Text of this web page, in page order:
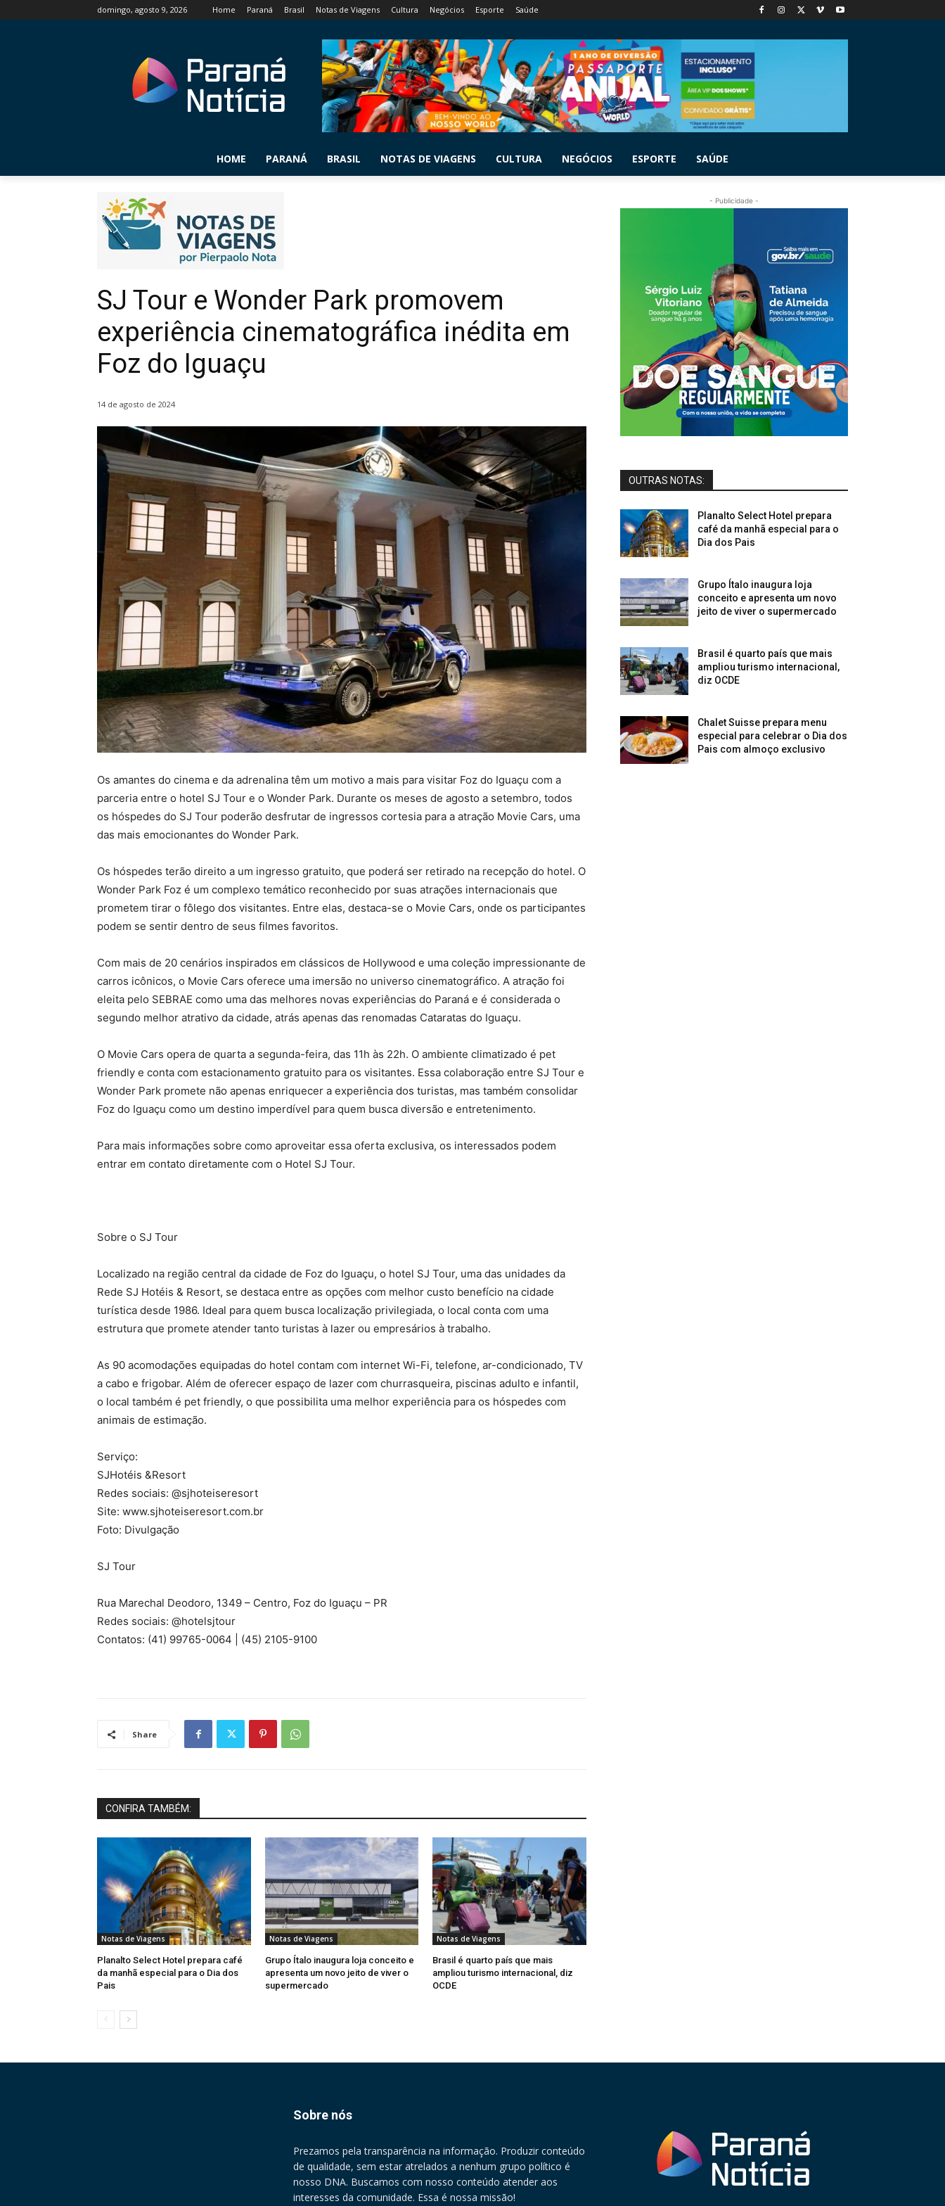
domingo, agosto 9, 2026 Home Paraná Brasil Notas de Viagens Cultura Negócios Esporte Saúde
HOME PARANÁ BRASIL NOTAS DE VIAGENS CULTURA NEGÓCIOS ESPORTE SAÚDE
SJ Tour e Wonder Park promovem
experiência cinematográfica inédita em
Foz do Iguaçu
14 de agosto de 2024
Os amantes do cinema e da adrenalina têm um motivo a mais para visitar Foz do Iguaçu com a
parceria entre o hotel SJ Tour e o Wonder Park. Durante os meses de agosto a setembro, todos
os hóspedes do SJ Tour poderão desfrutar de ingressos cortesia para a atração Movie Cars, uma
das mais emocionantes do Wonder Park.
Os hóspedes terão direito a um ingresso gratuito, que poderá ser retirado na recepção do hotel. O
Wonder Park Foz é um complexo temático reconhecido por suas atrações internacionais que
prometem tirar o fôlego dos visitantes. Entre elas, destaca-se o Movie Cars, onde os participantes
podem se sentir dentro de seus filmes favoritos.
Com mais de 20 cenários inspirados em clássicos de Hollywood e uma coleção impressionante de
carros icônicos, o Movie Cars oferece uma imersão no universo cinematográfico. A atração foi
eleita pelo SEBRAE como uma das melhores novas experiências do Paraná e é considerada o
segundo melhor atrativo da cidade, atrás apenas das renomadas Cataratas do Iguaçu.
O Movie Cars opera de quarta a segunda-feira, das 11h às 22h. O ambiente climatizado é pet
friendly e conta com estacionamento gratuito para os visitantes. Essa colaboração entre SJ Tour e
Wonder Park promete não apenas enriquecer a experiência dos turistas, mas também consolidar
Foz do Iguaçu como um destino imperdível para quem busca diversão e entretenimento.
Para mais informações sobre como aproveitar essa oferta exclusiva, os interessados podem
entrar em contato diretamente com o Hotel SJ Tour.
Sobre o SJ Tour
Localizado na região central da cidade de Foz do Iguaçu, o hotel SJ Tour, uma das unidades da
Rede SJ Hotéis & Resort, se destaca entre as opções com melhor custo benefício na cidade
turística desde 1986. Ideal para quem busca localização privilegiada, o local conta com uma
estrutura que promete atender tanto turistas à lazer ou empresários à trabalho.
As 90 acomodações equipadas do hotel contam com internet Wi-Fi, telefone, ar-condicionado, TV
a cabo e frigobar. Além de oferecer espaço de lazer com churrasqueira, piscinas adulto e infantil,
o local também é pet friendly, o que possibilita uma melhor experiência para os hóspedes com
animais de estimação.
Serviço:
SJHotéis &Resort
Redes sociais: @sjhoteiseresort
Site: www.sjhoteiseresort.com.br
Foto: Divulgação
SJ Tour
Rua Marechal Deodoro, 1349 – Centro, Foz do Iguaçu – PR
Redes sociais: @hotelsjtour
Contatos: (41) 99765-0064 | (45) 2105-9100
Share
CONFIRA TAMBÉM:
Notas de Viagens
Planalto Select Hotel prepara café
da manhã especial para o Dia dos
Pais
Notas de Viagens
Grupo Ítalo inaugura loja conceito e
apresenta um novo jeito de viver o
supermercado
Notas de Viagens
Brasil é quarto país que mais
ampliou turismo internacional, diz
OCDE
- Publicidade -
OUTRAS NOTAS:
Planalto Select Hotel prepara
café da manhã especial para o
Dia dos Pais
Grupo Ítalo inaugura loja
conceito e apresenta um novo
jeito de viver o supermercado
Brasil é quarto país que mais
ampliou turismo internacional,
diz OCDE
Chalet Suisse prepara menu
especial para celebrar o Dia dos
Pais com almoço exclusivo
Sobre nós
Prezamos pela transparência na informação. Produzir conteúdo
de qualidade, sem estar atrelados a nenhum grupo político é
nosso DNA. Buscamos com nosso conteúdo atender aos
interesses da comunidade. Essa é nossa missão!